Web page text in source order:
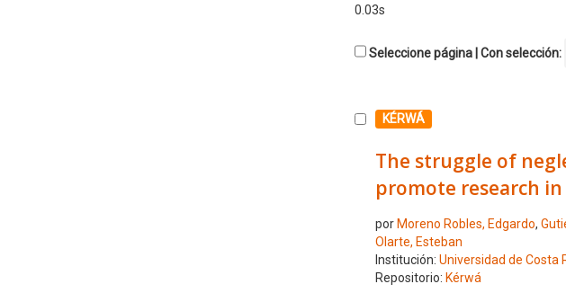
0.03s
Seleccione página | Con selección:
Seleccione el número de resultado 1
KÉRWÁ
The struggle of
promote research
por Moreno Robles, Edgardo,
Olarte, Esteban
Institución: Universidad de Costa
Repositorio: Kérwá